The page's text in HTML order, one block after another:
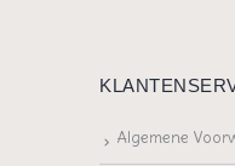
Algemene